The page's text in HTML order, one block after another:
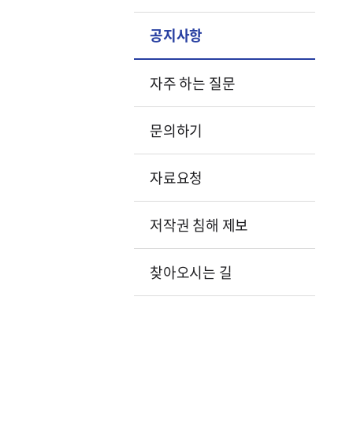
공지사항
자주 하는 질문
문의하기
자료요청
저작권 침해 제보
찾아오시는 길